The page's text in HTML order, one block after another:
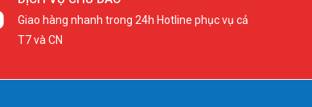
Giao hàng nhanh trong 24h Hotline phục vụ cả
T7 và CN